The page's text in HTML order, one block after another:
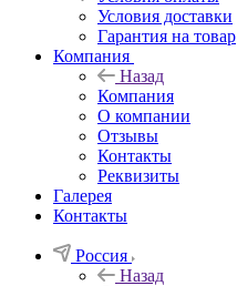
Условия доставки
Гарантия на товар
Компания
Назад
Компания
О компании
Отзывы
Контакты
Реквизиты
Галерея
Контакты
Россия
Назад